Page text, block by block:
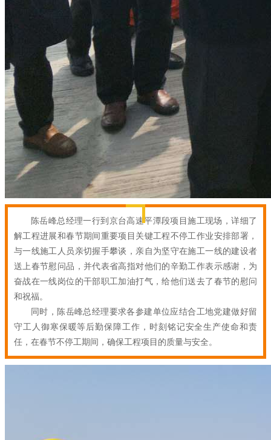
陈岳峰总经理一行到京台高速平潭段项目施工现场，详细了
解工程进展和春节期间重要项目关键工程不停工作业安排部署，
与一线施工人员亲切握手攀谈，亲自为坚守在施工一线的建设者
送上春节慰问品，并代表省高指对他们的辛勤工作表示感谢，为
奋战在一线岗位的干部职工加油打气，给他们送去了春节的慰问
和祝福。
同时，陈岳峰总经理要求各参建单位应结合工地党建做好留
守工人御寒保暖等后勤保障工作，时刻铭记安全生产使命和责
任，在春节不停工期间，确保工程项目的质量与安全。